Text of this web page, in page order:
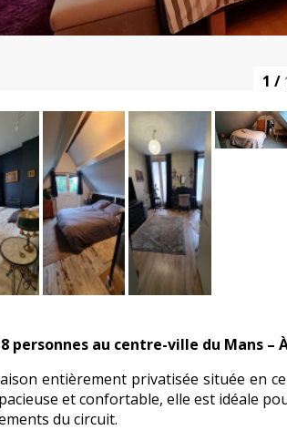
1 /
personnes au centre-ville du Mans –
entièrement privatisée située en
et confortable, elle est idéale
du circuit.